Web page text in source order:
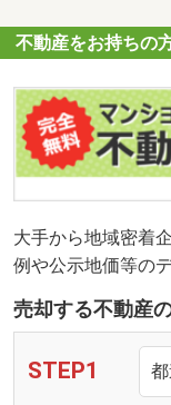
不動産をお持ちの
大手から地域密着
例や公示地価等の
売却する不動産
STEP1